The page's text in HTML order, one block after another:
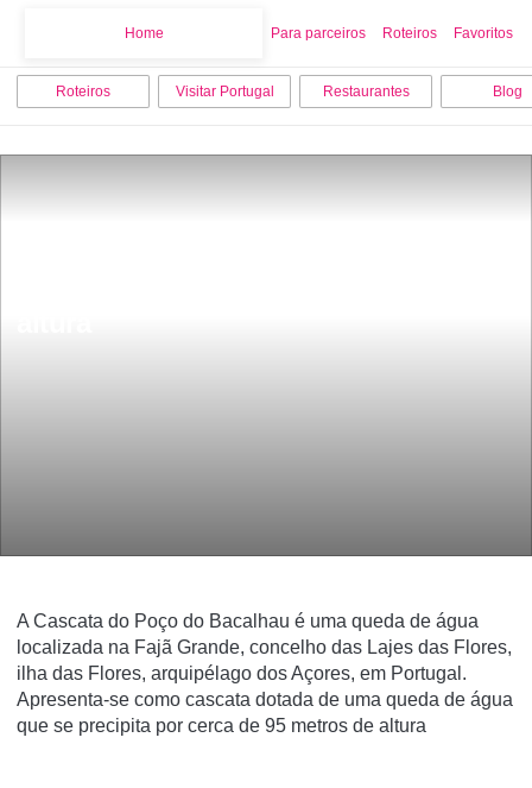
Home Para parceiros Roteiros Favoritos
Roteiros Visitar Portugal Restaurantes Blog
A Cascata do Poço do Bacalhau é uma queda de água
localizada na Fajã Grande, concelho das Lajes das Flores,
ilha das Flores, arquipélago dos Açores, em Portugal.
Apresenta-se como cascata dotada de uma queda de água
que se precipita por cerca de 95 metros de altura